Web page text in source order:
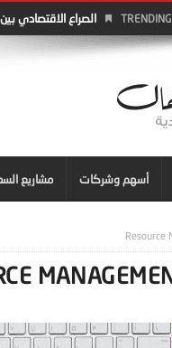
TRENDING الصراع الاقتصادي
أسهم وشركات مشاريع